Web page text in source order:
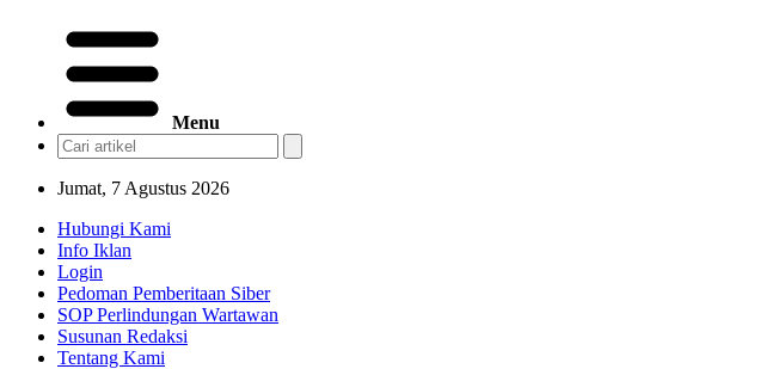
Menu
Jumat, 7 Agustus 2026
Hubungi Kami
Info Iklan
Login
Pedoman Pemberitaan Siber
SOP Perlindungan Wartawan
Susunan Redaksi
Tentang Kami